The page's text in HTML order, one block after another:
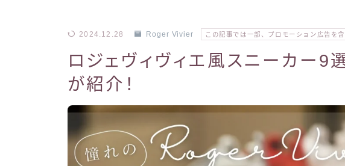
2024.12.28 Roger Vivier この記事では一部、プロモーション広告を含
ロジェヴィヴィエ風スニーカー9
が紹介！